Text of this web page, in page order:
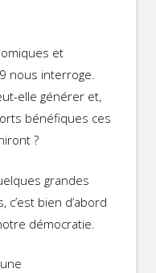
et
nous interroge.
elle générer et,
bénéfiques ces
?
grandes
bien d’abord
démocratie.